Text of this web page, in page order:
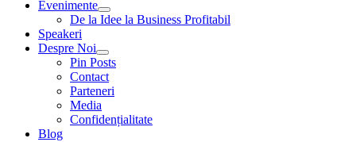
Evenimente
De la Idee la Business Profitabil
Speakeri
Despre Noi
Pin Posts
Contact
Parteneri
Media
Confidențialitate
Blog